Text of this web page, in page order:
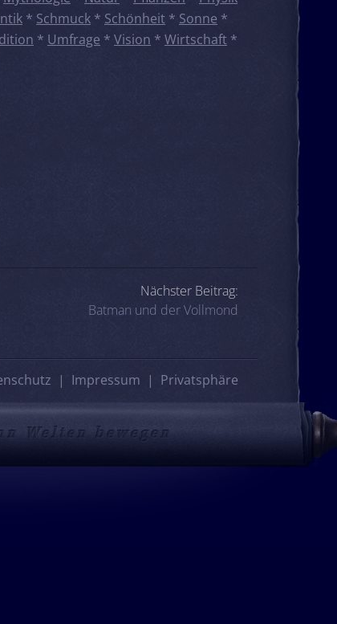
* Schmuck * Schönheit * Sonne *
* Umfrage * Vision * Wirtschaft *
Nächster Beitrag:
Batman und der Vollmond
Impressum Privatsphäre